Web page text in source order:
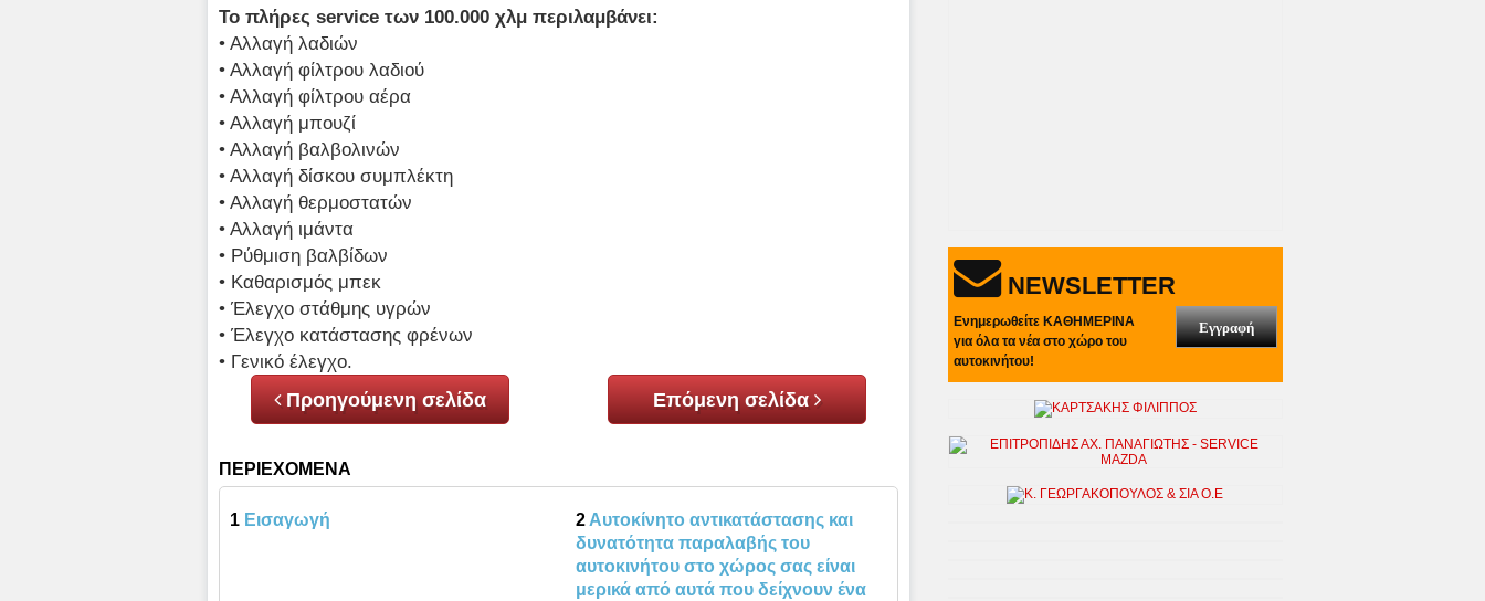
Το πλήρες service των 100.000 χλμ περιλαμβάνει:
• Αλλαγή λαδιών
• Αλλαγή φίλτρου λαδιού
• Αλλαγή φίλτρου αέρα
• Αλλαγή μπουζί
• Αλλαγή βαλβολινών
• Αλλαγή δίσκου συμπλέκτη
• Αλλαγή θερμοστατών
• Αλλαγή ιμάντα
• Ρύθμιση βαλβίδων
• Καθαρισμός μπεκ
• Έλεγχο στάθμης υγρών
• Έλεγχο κατάστασης φρένων
• Γενικό έλεγχο.
Προηγούμενη σελίδα Επόμενη σελίδα
ΠΕΡΙΕΧΟΜΕΝΑ
1 Εισαγωγή 2 Αυτοκίνητο αντικατάστασης και
δυνατότητα παραλαβής του
αυτοκινήτου στο χώρος σας είναι
μερικά από αυτά που δείχνουν ένα
NEWSLETTER
Ενημερωθείτε ΚΑΘΗΜΕΡΙΝΑ
για όλα τα νέα στο χώρο του
αυτοκινήτου!
Εγγραφή